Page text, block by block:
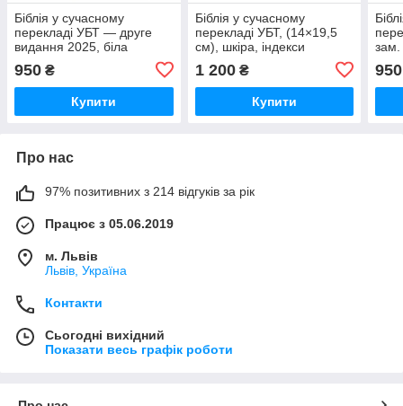
Біблія у сучасному
перекладі УБТ — друге
видання 2025, біла
950 ₴
Купити
Біблія у сучасному
перекладі УБТ, (14×19,5
см), шкіра, індекси
1 200₴
Купити
зам.
950
Про нас
97% позитивних з 214 відгуків за рік
Працює з 05.06.2019
м. Львів
Львів, Україна
Контакти
Сьогодні вихідний
Показати весь графік роботи